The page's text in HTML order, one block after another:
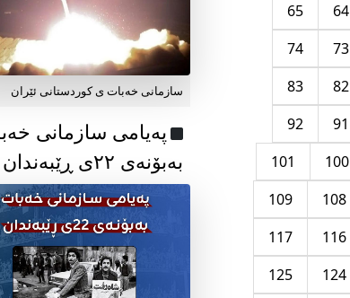
64
65
73
74
82
83
91
92
100
101
108
109
116
117
124
125
سازمانی خەبات ی کوردستانی ئێران
پەیامی سازمانی
بەبۆنەی ۲۲ی ڕێبەندان